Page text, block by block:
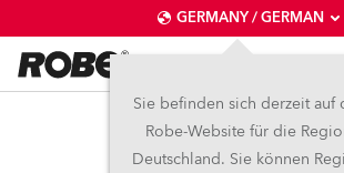
GERMANY / GERMAN
Sie befinden sich derzeit auf
Robe-Website für die
Deutschland. Sie können
29.11.2022